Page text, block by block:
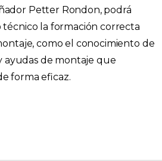
Petter Rondon, podrá
la formación correcta
como el conocimiento de
ayudas de montaje que
forma eficaz.